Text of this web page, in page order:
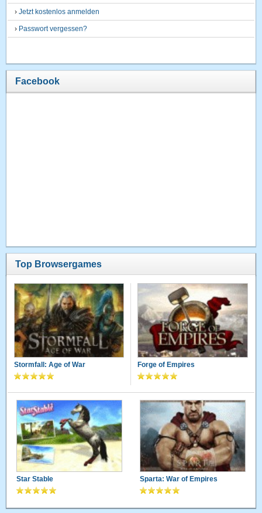
›Jetzt kostenlos anmelden
› Passwort vergessen?
Facebook
Top Browsergames
Stormfall: Age of War Forge of Empires
Star Stable Sparta: War of Empires